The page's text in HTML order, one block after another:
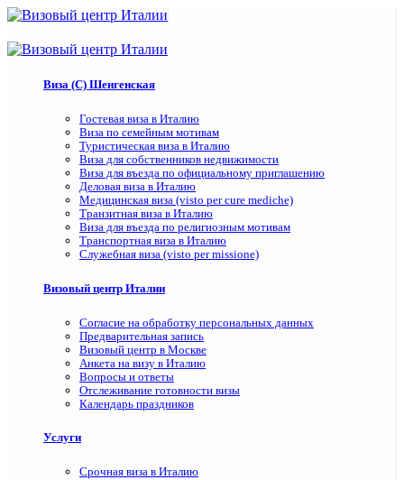
Виза (C) Шенгенская
Гостевая виза в Италию
Виза по семейным мотивам
Туристическая виза в Италию
Виза для собственников недвижимости
Виза для въезда по официальному приглашению
Деловая виза в Италию
Медицинская виза (visto per cure mediche)
Транзитная виза в Италию
Виза для въезда по религиозным мотивам
Транспортная виза в Италию
Служебная виза (visto per missione)
Визовый центр Италии
Согласие на обработку персональных данных
Предварительная запись
Визовый центр в Москве
Анкета на визу в Италию
Вопросы и ответы
Отслеживание готовности визы
Календарь праздников
Услуги
Срочная виза в Италию